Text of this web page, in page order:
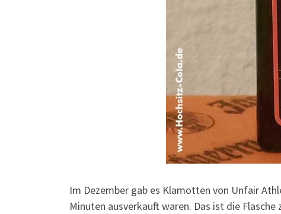
Im Dezember gab es Klamotten von Unfair
Minuten ausverkauft waren. Das ist die Flasche